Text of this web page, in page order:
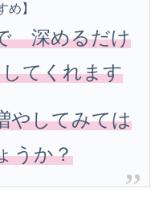
め】
深めるだけ
てくれます
やしてみては
うか？